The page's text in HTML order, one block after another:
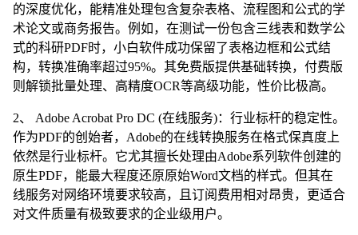
的深度优化，能精准处理包含复杂表格、流程图和公式的学
术论文或商务报告。例如，在测试一份包含三线表和数学公
式的科研PDF时，小白软件成功保留了表格边框和公式结
构，转换准确率超过95%。其免费版提供基础转换，付费版
则解锁批量处理、高精度OCR等高级功能，性价比极高。
2、 Adobe Acrobat Pro DC (在线服务)：行业标杆的稳定性。
作为PDF的创始者，Adobe的在线转换服务在格式保真度上
依然是行业标杆。它尤其擅长处理由Adobe系列软件创建的
原生PDF，能最大程度还原原始Word文档的样式。但其在
线服务对网络环境要求较高，且订阅费用相对昂贵，更适合
对文件质量有极致要求的企业级用户。